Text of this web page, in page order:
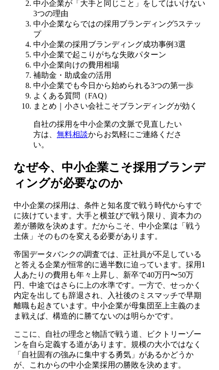
中小企業が「大手と同じこと」をしてはいけない
3つの理由
中小企業ならではの採用ブランディング5ステッ
プ
中小企業の採用ブランディング成功事例3選
中小企業で起こりがちな失敗パターン
中小企業向けの費用相場
補助金・助成金の活用
中小企業でも今日から始められる3つの第一歩
よくある質問（FAQ）
まとめ｜小さい会社こそブランディングが効く
自社の採用を中小企業の文脈で見直したい
方は、 無料相談からお気軽にご連絡くださ
い。
なぜ今、中小企業こそ採用ブランデ
ィングが必要なのか
中小企業の採用は、条件と知名度で戦う時代からすで
に抜けています。大手と横並びで戦う限り、資本力の
差が勝敗を決めます。だからこそ、中小企業は「戦う
土俵」そのものを変える必要があります。
帝国データバンクの調査では、正社員が不足している
と答える企業が恒常的に過半数に迫っています。採用1
人あたりの費用も年々上昇し、新卒で40万円〜50万
円、中途ではさらに上の水準です。一方で、せっかく
内定を出しても辞退され、入社後のミスマッチで早期
離職も起きています。中小企業が母集団至上主義のま
ま戦えば、構造的に勝てないのは明らかです。
ここに、自社の理念と物語で戦う道、ビクトリーゾー
ンを自ら定義する道があります。規模の大小ではなく
「自社固有の強みに集中する勇気」があるかどうか
が、これからの中小企業採用の勝敗を決めます。